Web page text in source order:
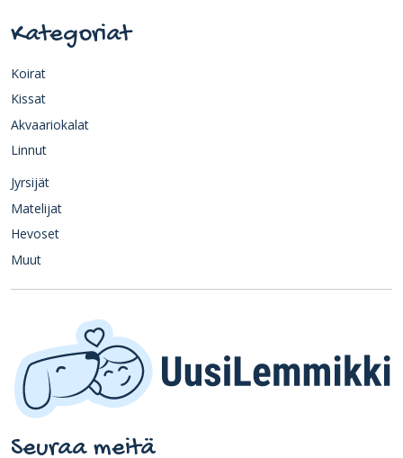
Kategoriat
Koirat
Kissat
Akvaariokalat
Linnut
Jyrsijät
Matelijat
Hevoset
Muut
Seuraa meitä